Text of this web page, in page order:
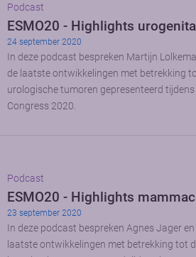
Podcast
ESMO20 - Highlights
24 september 2020
In deze podcast bespreken Martijn
de laatste ontwikkelingen met betrekking
urologische tumoren gepresenteerd tijdens
Congress 2020.
Podcast
ESMO20 - Highlights
23 september 2020
In deze podcast bespreken Agnes Jager
laatste ontwikkelingen met betrekking tot